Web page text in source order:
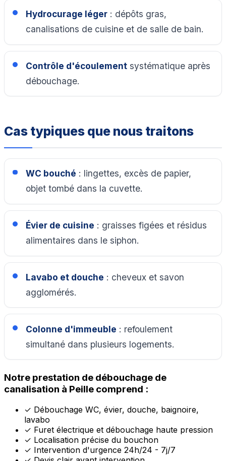
Hydrocurage léger: dépôts gras,
canalisations de cuisine et de salle de bain.
Contrôle d'écoulementsystématique après
débouchage.
Cas typiques que nous traitons
WC bouché : lingettes, excès de papier,
objet tombé dans la cuvette.
Évier de cuisine : graisses figées et résidus
alimentaires dans le siphon.
Lavabo et douche : cheveux et savon
agglomérés.
Colonne d'immeuble : refoulement
simultané dans plusieurs logements.
Notre prestation de débouchage de
canalisation à Peille comprend :
✓ Débouchage WC, évier, douche, baignoire,
lavabo
✓ Furet électrique et débouchage haute pression
✓ Localisation précise du bouchon
✓ Intervention d'urgence 24h/24 - 7j/7